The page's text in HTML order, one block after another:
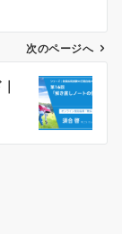
次のページへ